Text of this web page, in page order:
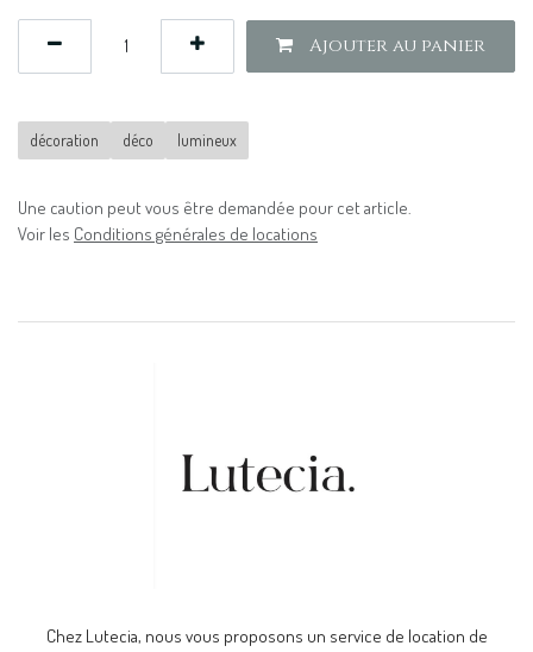
Ajouter au panier
décoration déco lumineux
Une caution peut vous être demandée pour cet article.
Voir les Conditions générales de locations
Chez Lutecia, nous vous proposons un service de location de